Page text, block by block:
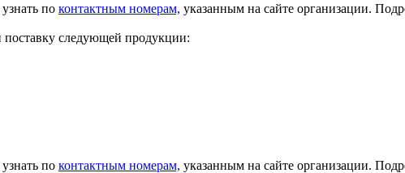
по контактным номерам, указанным на сайте организации.
следующей продукции:
по контактным номерам, указанным на сайте организации.